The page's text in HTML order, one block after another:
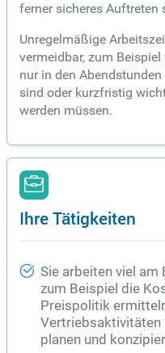
ferner sicheres
Unregelmäßige
vermeidbar, zum
nur in den
sind oder kurzfristig
werden müssen.
Ihre Tätigkeiten
Sie arbeiten viel am
zum Beispiel die
Preispolitik
Vertriebsaktivitäten
planen und